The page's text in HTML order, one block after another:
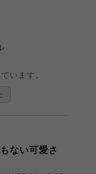
います。
ない可愛さ